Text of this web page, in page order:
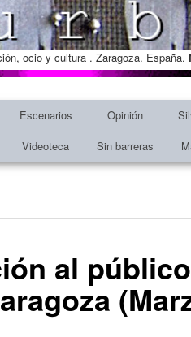
ocio y cultura . Zaragoza. España.
Escenarios Opinión
Videoteca Sin barreras
al